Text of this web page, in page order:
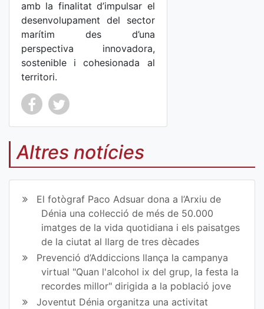
amb la finalitat d’impulsar el
desenvolupament del sector
marítim des d’una
perspectiva innovadora,
sostenible i cohesionada al
territori.
Co
mp
art
ir
en
Fa
ce
bo
ok
Co
mp
art
ir
en
Tw
itt
er
Altres notícies
El fotògraf Paco Adsuar dona a l’Arxiu de
Dénia una col·lecció de més de 50.000
imatges de la vida quotidiana i els paisatges
de la ciutat al llarg de tres dècades
Prevenció d’Addiccions llança la campanya
virtual "Quan l'alcohol ix del grup, la festa la
recordes millor" dirigida a la població jove
Joventut Dénia organitza una activitat